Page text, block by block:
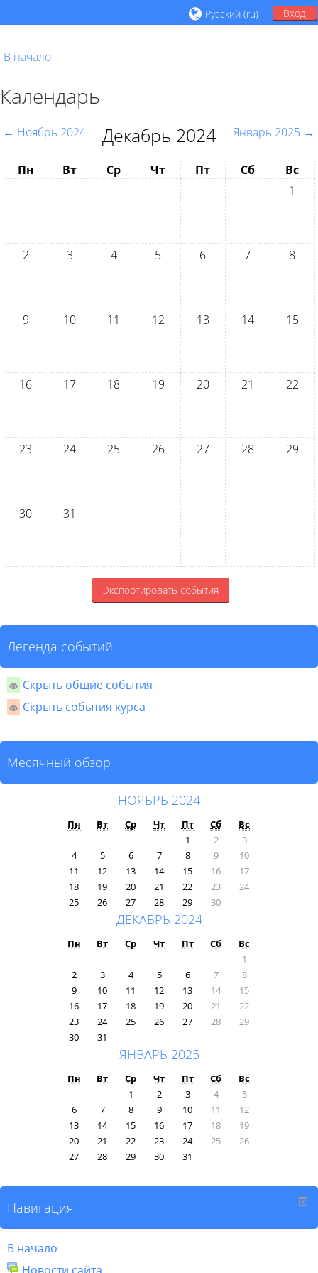
Вход
Русский ‎(ru)‎
В начало
Календарь
← Ноябрь 2024 Декабрь 2024 Январь 2025 →
Пн Вт Ср Чт Пт Сб
Вс
1
2 3 4 5 6 7 8
9 10 11 12 13 14 15
16 17 18 19 20 21 22
23 24 25 26 27 28 29
30 31
Легенда событий
Скрыть общие события
Скрыть события курса
Месячный обзор
НОЯБРЬ 2024
Пн Вт Ср Чт Пт Сб
Вс
1
2
3
4
5 6 7 8 9
10
11
12 13 14 15 16
17
18
19 20 21 22 23
24
25
26 27 28 29 30
ДЕКАБРЬ 2024
Пн Вт Ср Чт Пт Сб
Вс
1
2
3 4 5 6 7
8
9
10 11 12 13 14
15
16
17 18 19 20 21
22
23
24 25 26 27 28
29
30
31
ЯНВАРЬ 2025
Пн Вт Ср Чт Пт Сб
Вс
1
2 3 4
5
6
7 8 9 10 11
12
13
14 15 16 17 18
19
20
21 22 23 24 25
26
27
28 29 30 31
Навигация
В начало